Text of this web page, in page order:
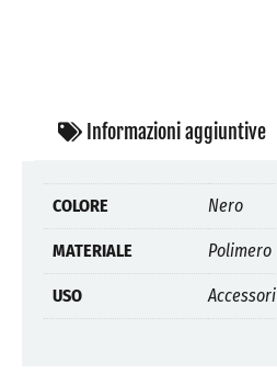
Informazioni aggiuntive
COLORE Nero
MATERIALE Polimero
USO Accessori